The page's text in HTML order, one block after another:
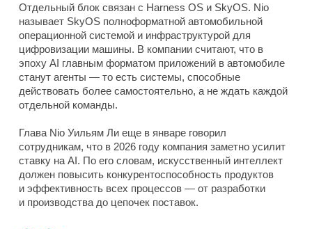
Отдельный блок связан с Harness OS и SkyOS. Nio
называет SkyOS полноформатной автомобильной
операционной системой и инфраструктурой для
цифровизации машины. В компании считают, что в
эпоху AI главным форматом приложений в автомобиле
станут агенты — то есть системы, способные
действовать более самостоятельно, а не ждать каждой
отдельной команды.
Глава Nio Уильям Ли еще в январе говорил
сотрудникам, что в 2026 году компания заметно усилит
ставку на AI. По его словам, искусственный интеллект
должен повысить конкурентоспособность продуктов
и эффективность всех процессов — от разработки
и производства до цепочек поставок.